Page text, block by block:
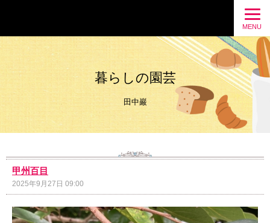
MENU
暮らしの園芸
田中巖
甲州百目
2025年9月27日 09:00